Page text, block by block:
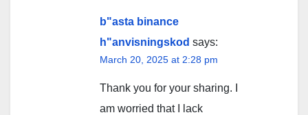
b"asta binance
h"anvisningskod says:
March 20, 2025 at 2:28 pm
Thank you for your sharing. I
am worried that I lack